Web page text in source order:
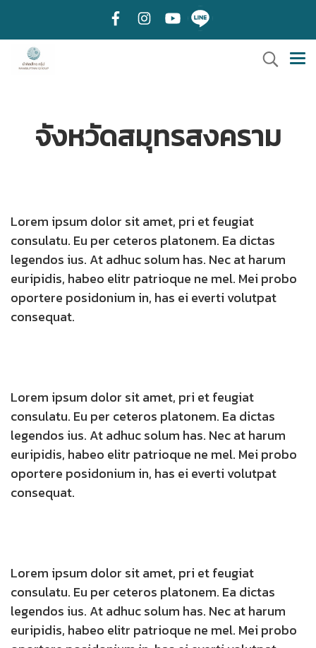
จังหวัดสมุทรสงคราม
Lorem ipsum dolor sit amet, pri et feugiat
consulatu. Eu per ceteros platonem. Ea dictas
legendos ius. At adhuc solum has. Nec at harum
euripidis, habeo elitr patrioque ne mel. Mei probo
oportere posidonium in, has ei everti volutpat
consequat.
Lorem ipsum dolor sit amet, pri et feugiat
consulatu. Eu per ceteros platonem. Ea dictas
legendos ius. At adhuc solum has. Nec at harum
euripidis, habeo elitr patrioque ne mel. Mei probo
oportere posidonium in, has ei everti volutpat
consequat.
Lorem ipsum dolor sit amet, pri et feugiat
consulatu. Eu per ceteros platonem. Ea dictas
legendos ius. At adhuc solum has. Nec at harum
euripidis, habeo elitr patrioque ne mel. Mei probo